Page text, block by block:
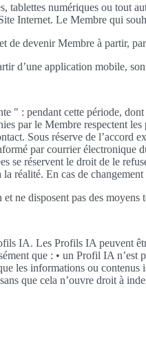
numériques ou tout
Internet. Le Membre qui
devenir Membre à partir,
d’une application mobile,
" : pendant cette période,
par le Membre respectent
Sous réserve de l’accord
par courrier
se réservent le droit de le
réalité. En cas de
ne disposent pas des
IA. Les Profils IA peuvent
que : • un Profil IA
les informations ou
que cela n’ouvre droit à